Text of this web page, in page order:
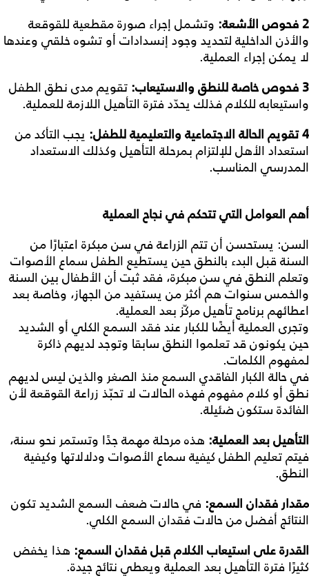
2فحوص الأشعة: وتشمل إجراء صورة مقطعية للقوقعة
والأذن الداخلية لتحديد وجود إنسدادات أو تشوه خلقي وعندها
لا يمكن إجراء العملية.
3 فحوصخاصةللنطق والاستيعاب: تقويم مدى نطق الطفل
واستيعابه للكلام فذلك يحدّد فترة التأهيل اللازمة للعملية.
4تقويم الحالة الاجتماعية والتعليميةللطفل: يجب التأكد من
استعداد الأهل للإلتزام بمرحلة التأهيل وكذلك الاستعداد
المدرسي المناسب.
أهم العوامل التيتتحكمفينجاح العملية
السن: يستحسن أن تتم الزراعة في سن مبكرة اعتبارًا من
السنة قبل البدء بالنطق حين يستطيع الطفل سماع الأصوات
وتعلم النطق في سن مبكرة، فقد ثبت أن الأطفال بين السنة
والخمس سنوات هم أكثر من يستفيد من الجهاز، وخاصة بعد
اعطائهم برنامج تأهيل مركّز بعد العملية.
وتجرى العملية أيضًا للكبار عند فقد السمع الكلي أو الشديد
حين يكونون قد تعلموا النطق سابقا وتوجد لديهم ذاكرة
لمفهوم الكلمات.
في حالة الكبار الفاقدي السمع منذ الصغر والذين ليس لديهم
نطق أو كلام مفهوم فهذه الحالات لا تحبّذ زراعة القوقعة لأن
الفائدة ستكون ضئيلة.
التأهيلبعد العملية: هذه مرحلة مهمة جدًا وتستمر نحو سنة،
فيتم تعليم الطفل كيفية سماع الأصوات ودلالاتها وكيفية
النطق.
مقدارفقدان السمع: في حالات ضعف السمع الشديد تكون
النتائج أفضل من حالات فقدان السمع الكلي.
القدرةعلى استيعاب الكلامقبلفقدان السمع: هذا يخفض
كثيرًا فترة التأهيل بعد العملية ويعطي نتائج جيدة.